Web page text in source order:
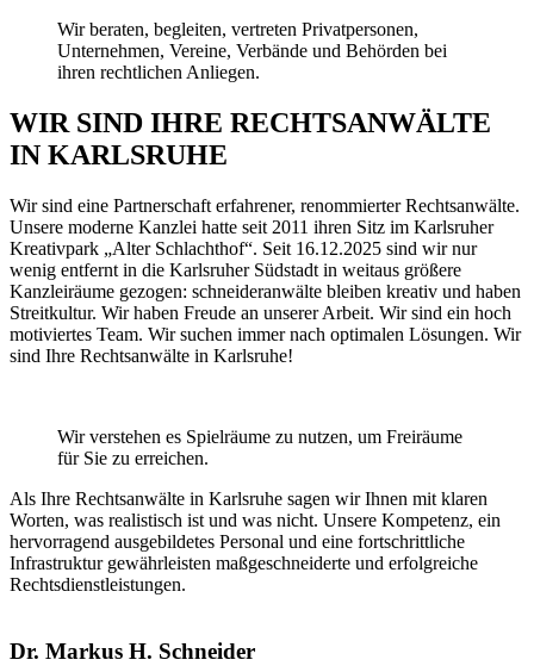
Wir beraten, begleiten, vertreten Privatpersonen,
Unternehmen, Vereine, Verbände und Behörden bei
ihren rechtlichen Anliegen.
WIR SIND IHRE RECHTSANWÄLTE
IN KARLSRUHE
Wir sind eine Partnerschaft erfahrener, renommierter Rechtsanwälte.
Unsere moderne Kanzlei hatte seit 2011 ihren Sitz im Karlsruher
Kreativpark „Alter Schlachthof“. Seit 16.12.2025 sind wir nur
wenig entfernt in die Karlsruher Südstadt in weitaus größere
Kanzleiräume gezogen: schneideranwälte bleiben kreativ und haben
Streitkultur. Wir haben Freude an unserer Arbeit. Wir sind ein hoch
motiviertes Team. Wir suchen immer nach optimalen Lösungen. Wir
sind Ihre Rechtsanwälte in Karlsruhe!
Wir verstehen es Spielräume zu nutzen, um Freiräume
für Sie zu erreichen.
Als Ihre Rechtsanwälte in Karlsruhe sagen wir Ihnen mit klaren
Worten, was realistisch ist und was nicht. Unsere Kompetenz, ein
hervorragend ausgebildetes Personal und eine fortschrittliche
Infrastruktur gewährleisten maßgeschneiderte und erfolgreiche
Rechtsdienstleistungen.
Dr. Markus H. Schneider